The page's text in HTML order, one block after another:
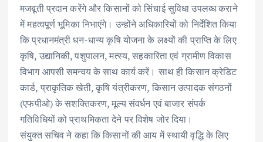
मजबूती प्रदान करेंगे और किसानों को सिंचाई सुविधा उपलब्ध कराने
में महत्वपूर्ण भूमिका निभाएंगे। उन्होंने अधिकारियों को निर्देशित किया
कि प्रधानमंत्री धन-धान्य कृषि योजना के लक्ष्यों की प्राप्ति के लिए
कृषि, उद्यानिकी, पशुपालन, मत्स्य, सहकारिता एवं ग्रामीण विकास
विभाग आपसी समन्वय के साथ कार्य करें। साथ ही किसान क्रेडिट
कार्ड, प्राकृतिक खेती, कृषि यंत्रीकरण, किसान उत्पादक संगठनों
(एफपीओ) के सशक्तिकरण, मूल्य संवर्धन एवं बाजार संपर्क
गतिविधियों को प्राथमिकता देने पर विशेष जोर दिया।
संयुक्त सचिव ने कहा कि किसानों की आय में स्थायी वृद्धि के लिए